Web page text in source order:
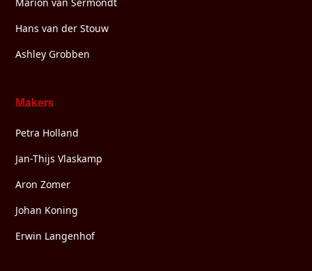
Hans van der Stouw
Ashley Grobben
Makers
Petra Holland
Jan-Thijs Vlaskamp
Aron Zomer
Johan Koning
Erwin Langenhof